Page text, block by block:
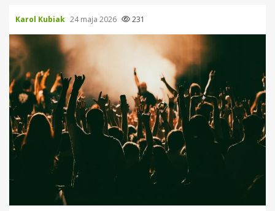
Karol Kubiak 24 maja 2026 231